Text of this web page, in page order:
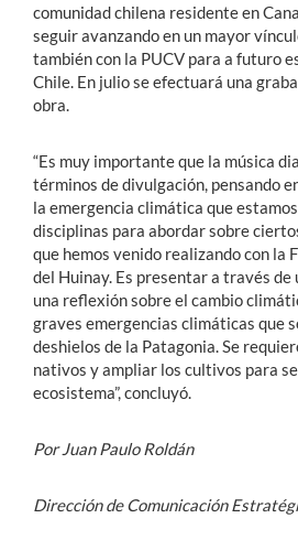
comunidad chilena residente en
seguir avanzando en un mayor
también con la PUCV para a futuro
Chile. En julio se efectuará una
obra.
“Es muy importante que la música
términos de divulgación, pensando
la emergencia climática que
disciplinas para abordar sobre
que hemos venido realizando con la
del Huinay. Es presentar a través
una reflexión sobre el cambio
graves emergencias climáticas que
deshielos de la Patagonia. Se
nativos y ampliar los cultivos para
ecosistema”, concluyó.
Por Juan Paulo Roldán
Dirección de Comunicación